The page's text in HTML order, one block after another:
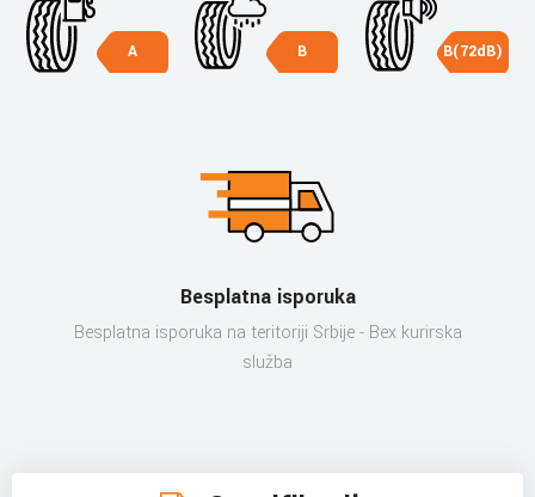
A B B(72dB)
Besplatna isporuka
Besplatna isporuka na teritoriji Srbije - Bex kurirska
služba